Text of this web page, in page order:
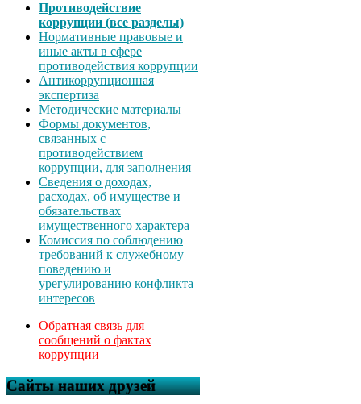
Противодействие
коррупции (все разделы)
Нормативные правовые и
иные акты в сфере
противодействия коррупции
Антикоррупционная
экспертиза
Методические материалы
Формы документов,
связанных с
противодействием
коррупции, для заполнения
Сведения о доходах,
расходах, об имуществе и
обязательствах
имущественного характера
Комиссия по соблюдению
требований к служебному
поведению и
урегулированию конфликта
интересов
Обратная связь для
сообщений о фактах
коррупции
Сайты наших друзей